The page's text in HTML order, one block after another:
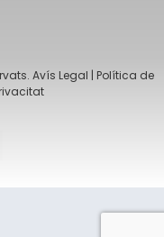
Avís Legal | Política de